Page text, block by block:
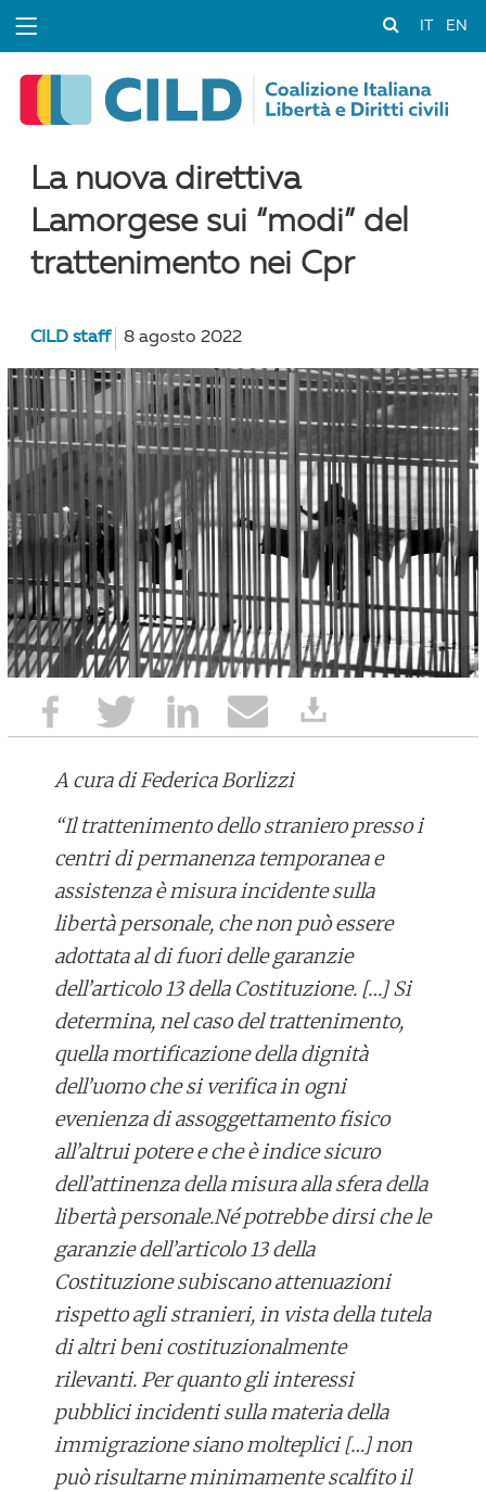
EN
La nuova direttiva
Lamorgese sui “modi” del
trattenimento nei Cpr
CILD staff 8 agosto 2022
A cura di Federica Borlizzi
“Il trattenimento dello straniero presso i
centri di permanenza temporanea e
assistenzaè misura incidente sulla
libertà personale, che non può essere
adottata al di fuori delle garanzie
dell’articolo 13 della Costituzione. […] Si
determina, nel caso del trattenimento,
quella mortificazione della dignità
dell’uomoche si verifica in ogni
evenienza di assoggettamento fisico
all’altrui potere e che è indice sicuro
dell’attinenza della misura alla sfera della
libertà personale.Né potrebbe dirsi che le
garanzie dell’articolo 13 della
Costituzione subiscano attenuazioni
rispetto agli stranieri, in vista della tutela
di altri beni costituzionalmente
rilevanti. Per quanto gli interessi
pubblici incidenti sulla materia della
immigrazione siano molteplici […] non
può risultarne minimamente scalfito il